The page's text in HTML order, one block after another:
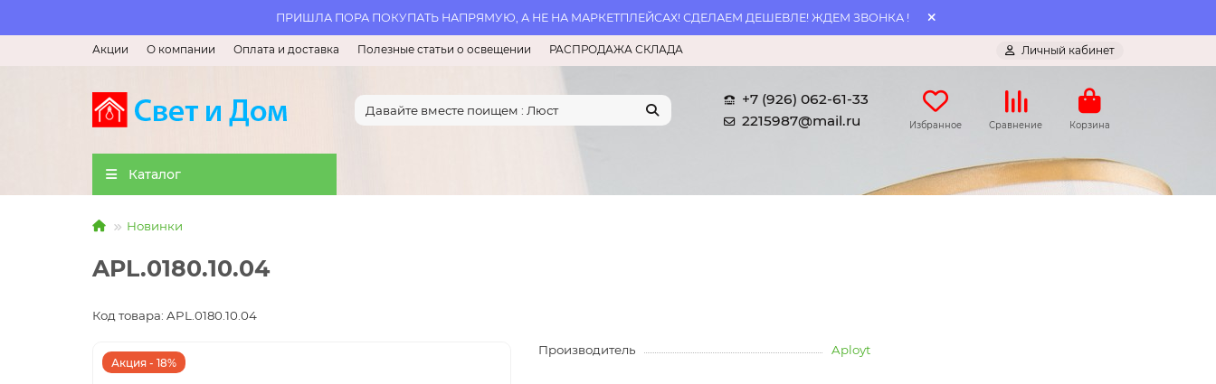
ПРИШЛА ПОРА ПОКУПАТЬ НАПРЯМУЮ, А НЕ НА МАРКЕТПЛЕЙСАХ! СДЕЛАЕМ ДЕШЕВЛЕ! ЖДЕМ ЗВОНКА !
Акции О компании Оплата и доставка Полезные статьи о освещении РАСПРОДАЖА СКЛАДА Личный кабинет
+7 (926) 062-61-33
2215987@mail.ru
Избранное Сравнение Корзина
Каталог
Новинки
APL.0180.10.04
Код товара: APL.0180.10.04
Акция - 18%
Производитель Aployt